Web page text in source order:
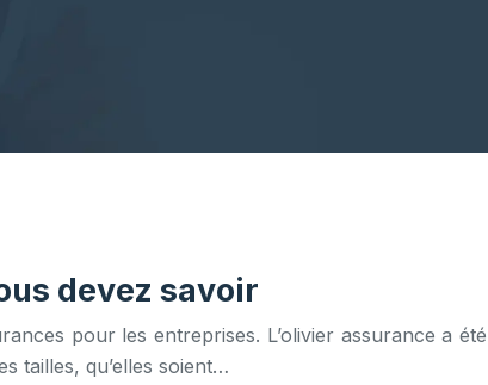
devez savoir
pour les entreprises. L’olivier assurance a
tailles, qu’elles soient…